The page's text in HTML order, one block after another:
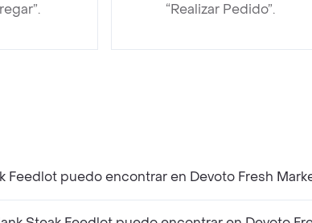
“Realizar Pedido”.
Feedlot puedo encontrar en Devoto Fresh